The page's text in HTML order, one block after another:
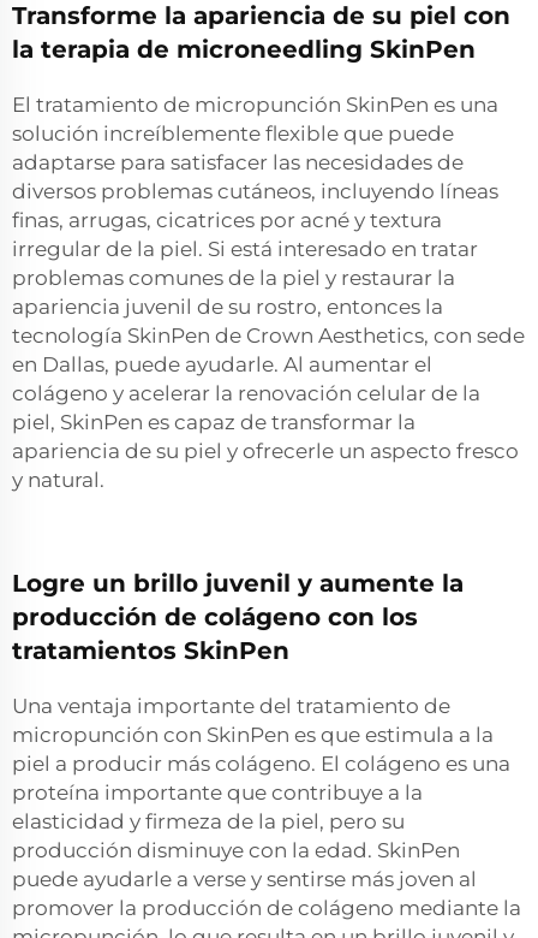
Transforme la apariencia de su piel con
la terapia de microneedling SkinPen
El tratamiento de micropunción SkinPen es una
solución increíblemente flexible que puede
adaptarse para satisfacer las necesidades de
diversos problemas cutáneos, incluyendo líneas
finas, arrugas, cicatrices por acné y textura
irregular de la piel. Si está interesado en tratar
problemas comunes de la piel y restaurar la
apariencia juvenil de su rostro, entonces la
tecnología SkinPen de Crown Aesthetics, con sede
en Dallas, puede ayudarle. Al aumentar el
colágeno y acelerar la renovación celular de la
piel, SkinPen es capaz de transformar la
apariencia de su piel y ofrecerle un aspecto fresco
y natural.
Logre un brillo juvenil y aumente la
producción de colágeno con los
tratamientos SkinPen
Una ventaja importante del tratamiento de
micropunción con SkinPen es que estimula a la
piel a producir más colágeno. El colágeno es una
proteína importante que contribuye a la
elasticidad y firmeza de la piel, pero su
producción disminuye con la edad. SkinPen
puede ayudarle a verse y sentirse más joven al
promover la producción de colágeno mediante la